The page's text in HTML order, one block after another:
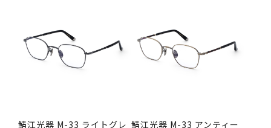
鯖江光器 M-33 ライトグレ 鯖江光器 M-33 アンティー